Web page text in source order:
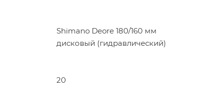
Shimano Deore 180/160 мм
дисковый (гидравлический)
20